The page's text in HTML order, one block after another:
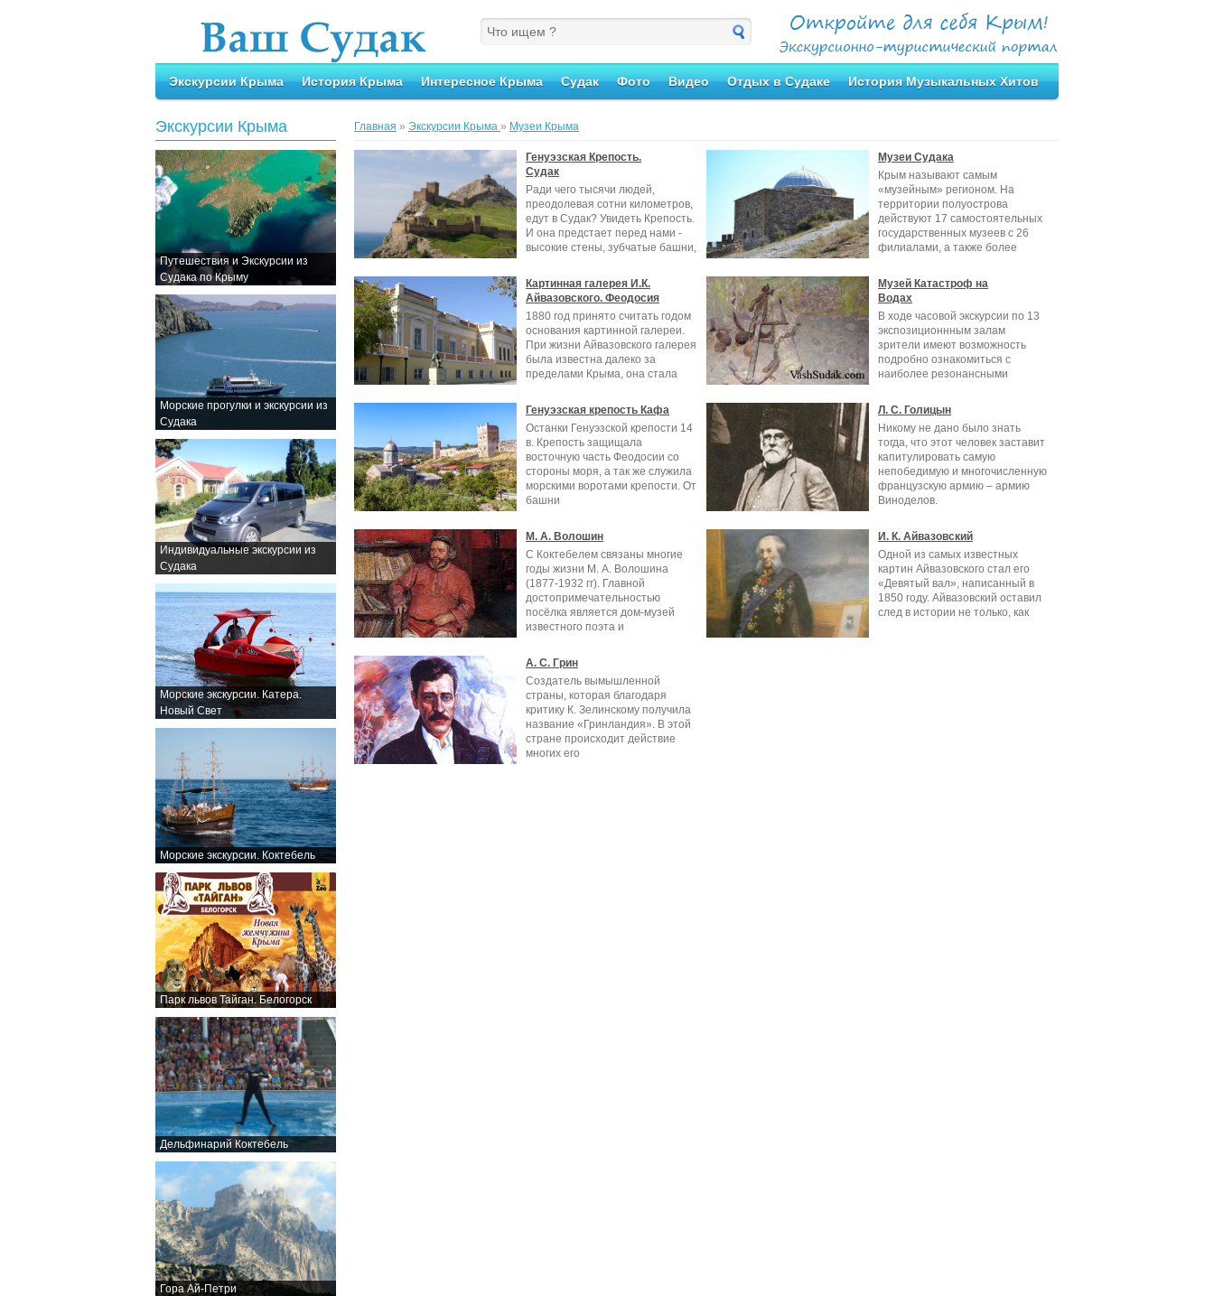
Экскурсии Крыма История Крыма Интересное Крыма Судак Фото Видео Отдых в Судаке История Музыкальных Хитов
Экскурсии Крыма
Путешествия и Экскурсии из
Судака по Крыму
Морские прогулки и экскурсии из
Судака
Индивидуальные экскурсии из
Судака
Морские экскурсии. Катера.
Новый Свет
Морские экскурсии. Коктебель
Парк львов Тайган. Белогорск
Дельфинарий Коктебель
Гора Ай-Петри
Главная » Экскурсии Крыма » Музеи Крыма
Генуэзская Крепость.
Судак
Ради чего тысячи людей,
преодолевая сотни километров,
едут в Судак? Увидеть Крепость.
И она предстает перед нами -
высокие стены, зубчатые башни,
Музеи Судака
Крым называют самым
«музейным» регионом. На
территории полуострова
действуют 17 самостоятельных
государственных музеев с 26
филиалами, а также более
Картинная галерея И.К.
Айвазовского. Феодосия
1880 год принято считать годом
основания картинной галереи.
При жизни Айвазовского галерея
была известна далеко за
пределами Крымa, она стала
Музей Катастроф на
Водах
В ходе часовой экскурсии по 13
экспозиционнным залам
зрители имеют возможность
подробно ознакомиться с
наиболее резонансными
Генуэзская крепость Кафа
Останки Генуэзской крепости 14
в. Крепость защищала
восточную часть Феодосии со
стороны моря, а так же служила
морскими воротами крепости. От
башни
Л. С. Голицын
Никому не дано было знать
тогда, что этот человек заставит
капитулировать самую
непобедимую и многочисленную
французскую армию – армию
Виноделов.
М. А. Волошин
С Коктебелем связаны многие
годы жизни М. А. Волошина
(1877-1932 гг). Главной
достопримечательностью
посёлка является дом-музей
известного поэта и
И. К. Айвазовский
Одной из самых известных
картин Айвазовского стал его
«Девятый вал», написанный в
1850 году. Айвазовский оставил
след в истории не только, как
А. С. Грин
Создатель вымышленной
страны, которая благодаря
критику К. Зелинскому получила
название «Гринландия». В этой
стране происходит действие
многих его